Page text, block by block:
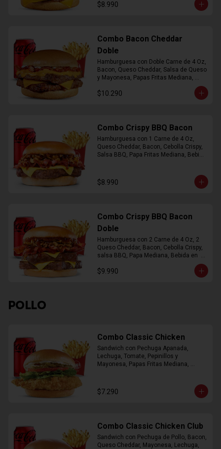
$8.990
Combo Bacon Cheddar
Doble
Hamburguesa con Doble Carne de 4 Oz,
Bacon, Queso Cheddar, Salsa de Queso
y Mayonesa, Papas Fritas Mediana,
$10.290
Combo Crispy BBQ Bacon
Hamburguesa con 1 Carne de 4 Oz,
Queso Cheddar, Bacon, Cebolla Crispy,
Salsa BBQ, Papa Fritas Mediana, Bebida
$8.990
Combo Crispy BBQ Bacon
Doble
Hamburguesa con 2 Carne de 4 Oz, 2
Queso Cheddar, Bacon, Cebolla Crispy,
salsa BBQ, Papa Mediana, Bebida en
$9.990
POLLO
Combo Classic Chicken
Sandwich con Pechuga Apanada,
Lechuga, Tomate, Pepinillos y
Mayonesa, Papas Fritas Mediana,
$7.290
Combo Classic Chicken Club
Sandwich con Pechuga de Pollo, Bacon,
Queso Cheddar, Mayonesa, Lechuga,